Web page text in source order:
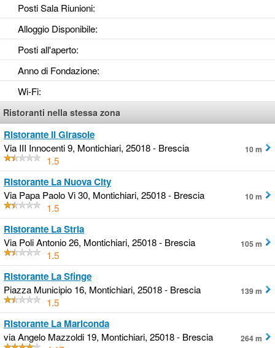
Posti Sala Riunioni:
Alloggio Disponibile:
Posti all'aperto:
Anno di Fondazione:
Wi-Fi:
Ristoranti nella stessa zona
Ristorante Il Girasole
Via III Innocenti 9, Montichiari, 25018 - Brescia
1.5
10 m
Ristorante La Nuova City
Via Papa Paolo Vi 30, Montichiari, 25018 - Brescia
1.5
10 m
Ristorante La Stria
Via Poli Antonio 26, Montichiari, 25018 - Brescia
1.5
105 m
Ristorante La Sfinge
Piazza Municipio 16, Montichiari, 25018 - Brescia
1.5
139 m
Ristorante La Mariconda
via Angelo Mazzoldi 19, Montichiari, 25018 - Brescia
264 m